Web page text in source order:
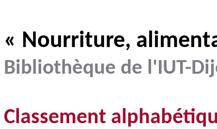
« Nourriture,
Bibliothèque de l'IUT-
Classement